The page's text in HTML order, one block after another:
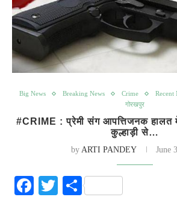
Big News Breaking News Crime Recent
गोरखपुर
#CRIME : प्रेमी संग आपत्तिजनक हालत
कुल्हाड़ी से…
by ARTI PANDEY June
Facebook
Twitter
Share